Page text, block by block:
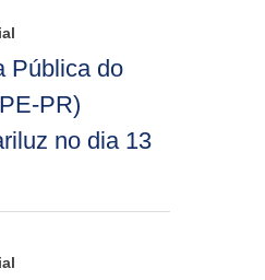
Pública do
PR)
no dia 13